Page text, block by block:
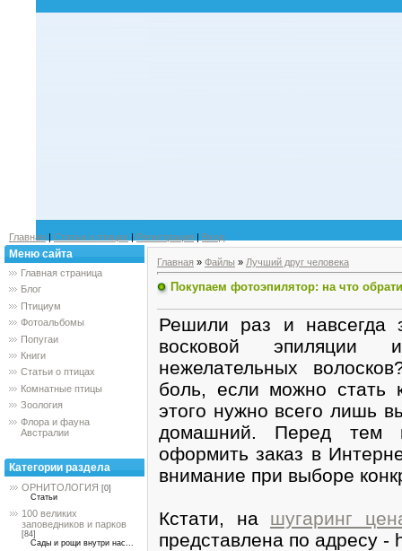
Главная | Статьи о птицах | Регистрация | Вход
Меню сайта
Главная страница
Блог
Птициум
Фотоальбомы
Попугаи
Книги
Статьи о птицах
Комнатные птицы
Зоология
Флора и фауна
Австралии
Категории раздела
ОРНИТОЛОГИЯ [0]
Статьи
100 великих
заповедников и парков
[84]
Сады и рощи внутри нас...
Главная » Файлы » Лучший друг человека
Покупаем фотоэпилятор: на что
Решили раз и навсегда
восковой эпиляции
нежелательных
боль, если можно стать
этого нужно всего лишь
домашний. Перед тем
оформить заказ в
внимание при выборе
Кстати, на шугаринг
представлена по адресу